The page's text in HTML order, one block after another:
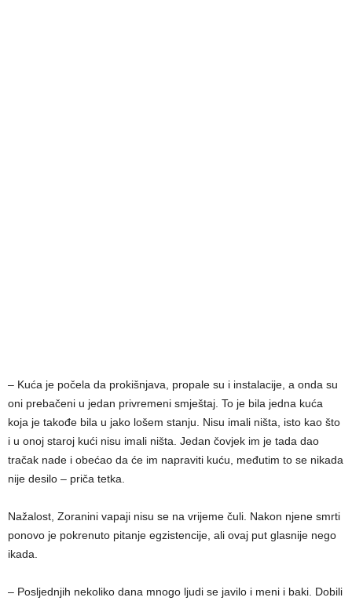
– Kuća je počela da prokišnjava, propale su i instalacije, a onda su
oni prebačeni u jedan privremeni smještaj. To je bila jedna kuća
koja je takođe bila u jako lošem stanju. Nisu imali ništa, isto kao što
i u onoj staroj kući nisu imali ništa. Jedan čovjek im je tada dao
tračak nade i obećao da će im napraviti kuću, međutim to se nikada
nije desilo – priča tetka.
Nažalost, Zoranini vapaji nisu se na vrijeme čuli. Nakon njene smrti
ponovo je pokrenuto pitanje egzistencije, ali ovaj put glasnije nego
ikada.
– Posljednjih nekoliko dana mnogo ljudi se javilo i meni i baki. Dobili